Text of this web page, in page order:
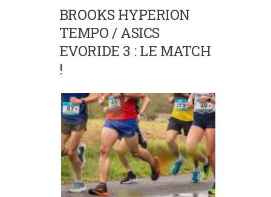
BROOKS HYPERION
TEMPO / ASICS
EVORIDE 3 : LE MATCH
!